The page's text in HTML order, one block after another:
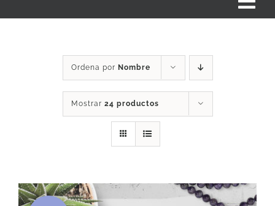
SERVICIOS
PRODUCTOS
Ordena por Nombre
Mostrar 24 productos